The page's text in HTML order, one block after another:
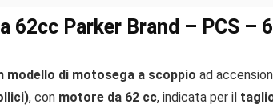
62cc Parker Brand – PCS –
modello di motosega a scoppio ad
, con motore da 62 cc, indicata per il